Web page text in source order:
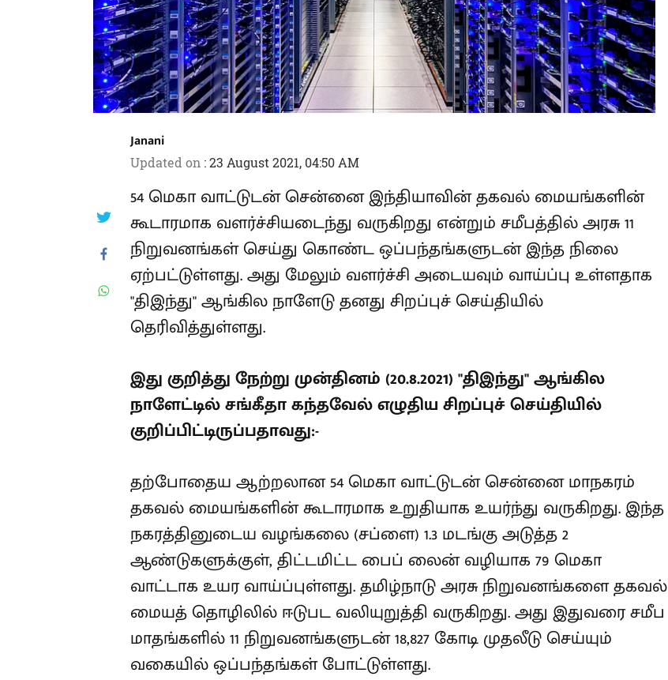
Janani
Updated on :23 August 2021, 04:50 AM
54 மெகா வாட்டுடன் சென்னை இந்தியாவின் தகவல் மையங்களின்
கூடாரமாக வளர்ச்சியடைந்து வருகிறது என்றும் சமீபத்தில் அரசு 11
நிறுவனங்கள் செய்து கொண்ட ஒப்பந்தங்களுடன் இந்த நிலை
ஏற்பட்டுள்ளது. அது மேலும் வளர்ச்சி அடையவும் வாய்ப்பு உள்ளதாக
"திஇந்து" ஆங்கில நாளேடு தனது சிறப்புச் செய்தியில்
தெரிவித்துள்ளது.
இது குறித்து நேற்று முன்தினம் (20.8.2021) "திஇந்து" ஆங்கில
நாளேட்டில் சங்கீதா கந்தவேல் எழுதிய சிறப்புச் செய்தியில்
குறிப்பிட்டிருப்பதாவது:-
தற்போதைய ஆற்றலான 54 மெகா வாட்டுடன் சென்னை மாநகரம்
தகவல் மையங்களின் கூடாரமாக உறுதியாக உயர்ந்து வருகிறது. இந்த
நகரத்தினுடைய வழங்கலை (சப்ளை) 1.3 மடங்கு அடுத்த 2
ஆண்டுகளுக்குள், திட்டமிட்ட பைப் லைன் வழியாக 79 மெகா
வாட்டாக உயர வாய்ப்புள்ளது. தமிழ்நாடு அரசு நிறுவனங்களை தகவல்
மையத் தொழிலில் ஈடுபட வலியுறுத்தி வருகிறது. அது இதுவரை சமீப
மாதங்களில் 11 நிறுவனங்களுடன் 18,827 கோடி முதலீடு செய்யும்
வகையில் ஒப்பந்தங்கள் போட்டுள்ளது.